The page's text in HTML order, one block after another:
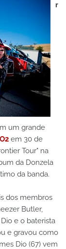
r
um grande
O2 em 30 de
Tour" na
da Donzela
da banda.
dos membros
Butler,
e o baterista
e gravou como
Dio (67) vem